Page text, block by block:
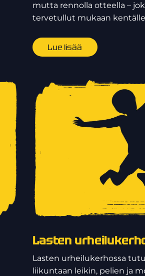
mutta rennolla otteella –
tervetullut mukaan
Lue lisää
Lasten
Lasten urheilukerhossa
liikuntaan leikin, pelien ja